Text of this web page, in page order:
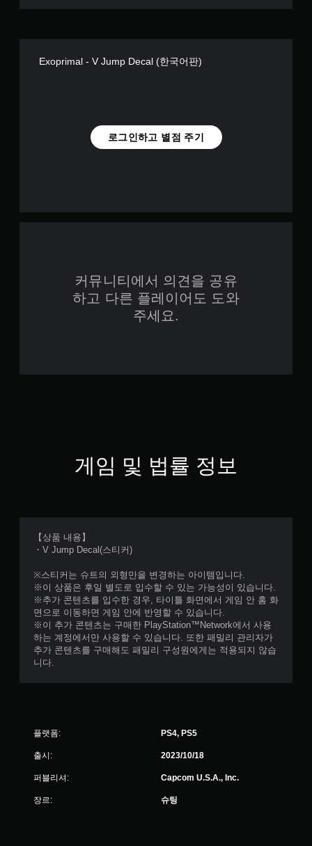
Exoprimal - V Jump Decal (한국어판)
로그인하고 별점 주기
커뮤니티에서 의견을 공유
하고 다른 플레이어도 도와
주세요.
게임 및 법률 정보
【상품 내용】
・V Jump Decal(스티커)
※스티커는 슈트의 외형만을 변경하는 아이템입니다.
※이 상품은 후일 별도로 입수할 수 있는 가능성이 있습니다.
※추가 콘텐츠를 입수한 경우, 타이틀 화면에서 게임 안 홈 화
면으로 이동하면 게임 안에 반영할 수 있습니다.
※이 추가 콘텐츠는 구매한 PlayStation™Network에서 사용
하는 계정에서만 사용할 수 있습니다. 또한 패밀리 관리자가
추가 콘텐츠를 구매해도 패밀리 구성원에게는 적용되지 않습
니다.
플랫폼: PS4, PS5
출시: 2023/10/18
퍼블리셔: Capcom U.S.A., Inc.
장르: 슈팅